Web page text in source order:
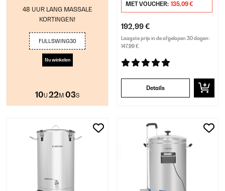
48 UUR LANG MASSALE
KORTINGEN!
FULLSWING30
Nu winkelen
10U 22M 02S
MET VOUCHER: 135,09 €
192,99 €
Laagste prijs in de afgelopen 30 dagen:
147,99 €
Details